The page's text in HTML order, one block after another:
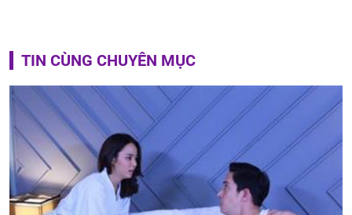
TIN CÙNG CHUYÊN MỤC